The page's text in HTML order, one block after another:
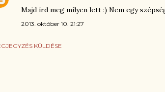
Majd írd meg milyen lett :) Nem egy
2013. október 10. 21:27
KÜLDÉSE